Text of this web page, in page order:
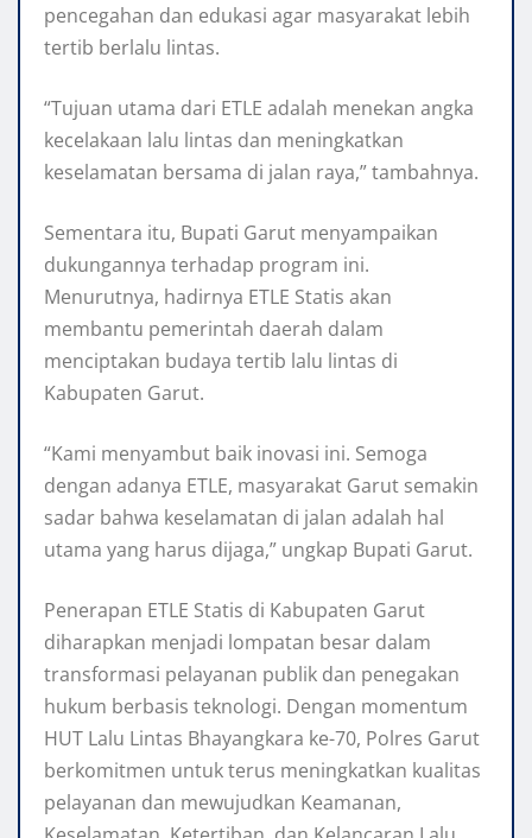
pencegahan dan edukasi agar masyarakat lebih
tertib berlalu lintas.
“Tujuan utama dari ETLE adalah menekan angka
kecelakaan lalu lintas dan meningkatkan
keselamatan bersama di jalan raya,” tambahnya.
Sementara itu, Bupati Garut menyampaikan
dukungannya terhadap program ini.
Menurutnya, hadirnya ETLE Statis akan
membantu pemerintah daerah dalam
menciptakan budaya tertib lalu lintas di
Kabupaten Garut.
“Kami menyambut baik inovasi ini. Semoga
dengan adanya ETLE, masyarakat Garut semakin
sadar bahwa keselamatan di jalan adalah hal
utama yang harus dijaga,” ungkap Bupati Garut.
Penerapan ETLE Statis di Kabupaten Garut
diharapkan menjadi lompatan besar dalam
transformasi pelayanan publik dan penegakan
hukum berbasis teknologi. Dengan momentum
HUT Lalu Lintas Bhayangkara ke-70, Polres Garut
berkomitmen untuk terus meningkatkan kualitas
pelayanan dan mewujudkan Keamanan,